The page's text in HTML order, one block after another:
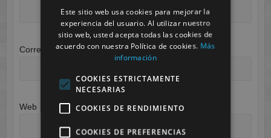
Correo electrónico*
Web
Este sitio web usa cookies para mejorar la
experiencia del usuario. Al utilizar nuestro
sitio web, usted acepta todas las cookies de
acuerdo con nuestra Política de cookies. Más
información
COOKIES ESTRICTAMENTE
NECESARIAS
COOKIES DE RENDIMIENTO
COOKIES DE PREFERENCIAS